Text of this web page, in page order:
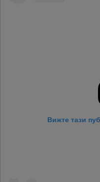
Вижте тази